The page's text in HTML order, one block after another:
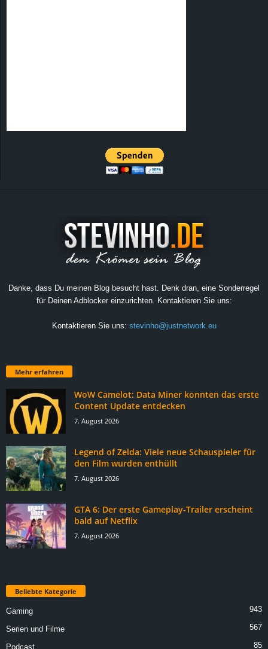
Danke, dass Du meinen Blog besucht hast. Denk dran, eine Sonderregel
für Deinen Adblocker einzurichten. Kontaktieren Sie uns:
Kontaktieren Sie uns: stevinho@justnetwork.eu
Mehr erfahren
WoW Camelot: Data Miner konnten das erste
Content Update entdecken
7. August 2026
Legend of Zelda: Viele neue Schauspieler für
den Film wurden enthüllt
7. August 2026
GTA 6: Der erste Gameplay-Trailer erscheint
bald auf Netflix
7. August 2026
Beliebte Kategorie
Gaming 943
Serien und Filme 567
Podcast 85